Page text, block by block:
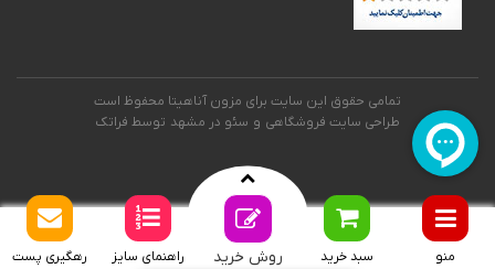
روش خرید
تمامی حقوق این سایت برای مزون آناهیتا محفوظ است
طراحی سایت فروشگاهی و سئو در مشهد توسط فراتک